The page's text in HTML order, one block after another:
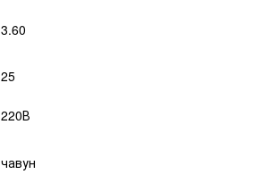
3.60
25
220В
чавун